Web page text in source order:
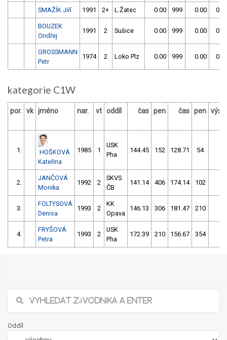
SMAŽÍK Jiří 1991 2+ L.Žatec 0.00 999 0.00 0
BOUZEK
Ondřej
1991 2 Sušice 0.00 999 0.00 0
GROSSMANN
Petr
1974 2 Loko Plz 0.00 999 0.00 0
kategorie C1W
por. vk jméno nar. vt oddíl čas pen čas pen
1.
HOŠKOVÁ
Kateřina
1985 1
USK
Pha
144.45 152 128.71 54
2.
JANČOVÁ
Monika
1992 2
SKVS
ČB
141.14 406 174.14 102
3.
FOLTYSOVÁ
Denisa
1993 2
KK
Opava
146.13 306 181.47 210
4.
FRYŠOVÁ
Petra
1993 2
USK
Pha
172.39 210 156.67 354
Oddíl